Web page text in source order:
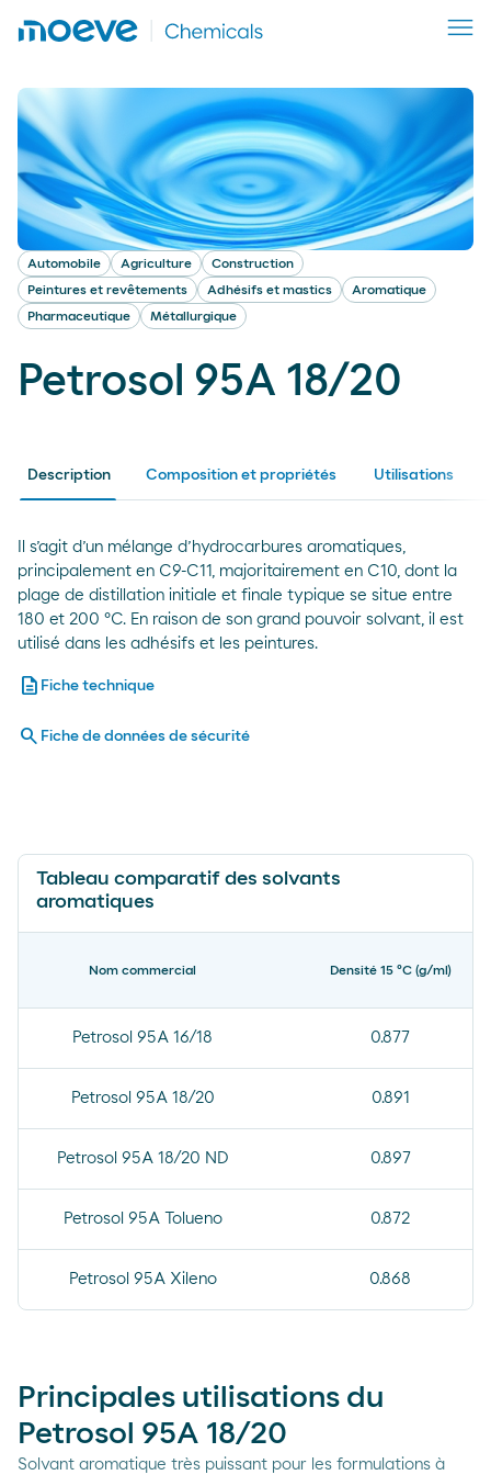
Automobile Agriculture
Construction
Peintures et revêtements
Adhésifs et mastics
Aromatique
Pharmaceutique
Métallurgique
Petrosol 95A 18/20
Description Composition et propriétés Utilisations
Il s’agit d’un mélange d’hydrocarbures aromatiques,
principalement en C9-C11, majoritairement en C10, dont la
plage de distillation initiale et finale typique se situe entre
180 et 200 ºC. En raison de son grand pouvoir solvant, il est
utilisé dans les adhésifs et les peintures.
description Fiche technique
search Fiche de données de sécurité
Tableau comparatif des solvants
aromatiques
Nom commercial Densité 15 ºC (g/ml)
Petrosol 95A 16/18 0.877
Petrosol 95A 18/20 0.891
Petrosol 95A 18/20 ND 0.897
Petrosol 95A Tolueno 0.872
Petrosol 95A Xileno 0.868
Principales utilisations du
Petrosol 95A 18/20
Solvant aromatique très puissant pour les formulations à